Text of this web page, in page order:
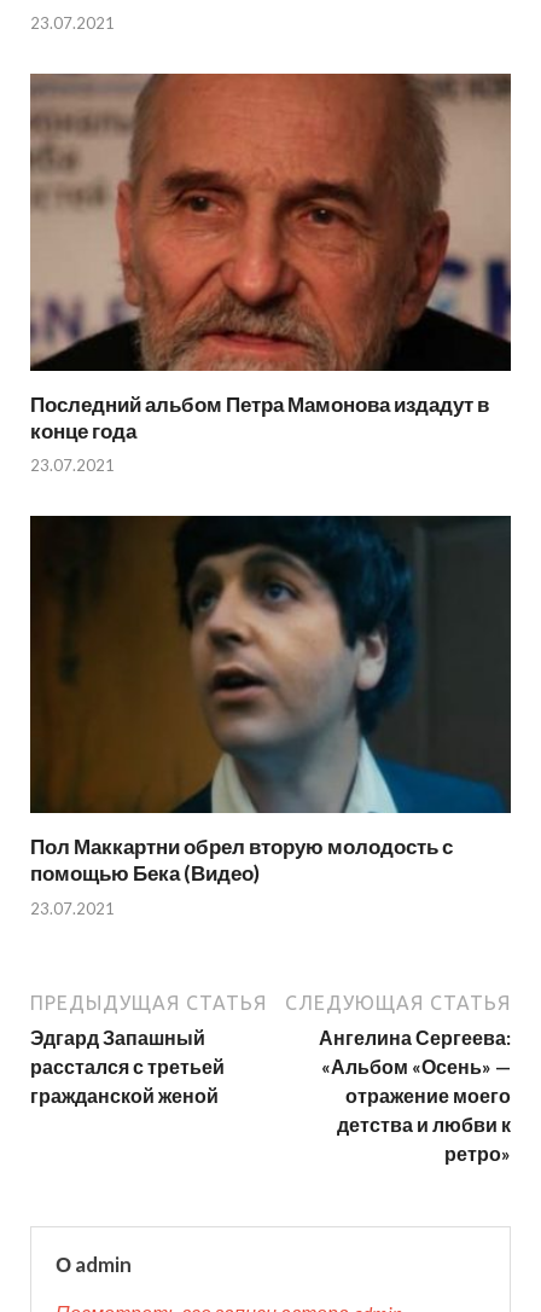
23.07.2021
Последний альбом Петра Мамонова издадут в
конце года
23.07.2021
Пол Маккартни обрел вторую молодость с
помощью Бека (Видео)
23.07.2021
ПРЕДЫДУЩАЯ СТАТЬЯ
Эдгард Запашный
расстался с третьей
гражданской женой
СЛЕДУЮЩАЯ СТАТЬЯ
Ангелина Сергеева:
«Альбом «Осень» —
отражение моего
детства и любви к
ретро»
О admin